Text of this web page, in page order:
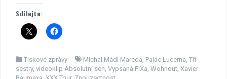
Sdílejte:
Tiskové zprávy Michal Mádi Mareda Palác Lucerna Tři
sestry, videoklip Absolutní sen Vypsaná FiXa Wohnout Xavier